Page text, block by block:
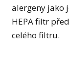
alergeny jako
HEPA filtr
celého filtru.